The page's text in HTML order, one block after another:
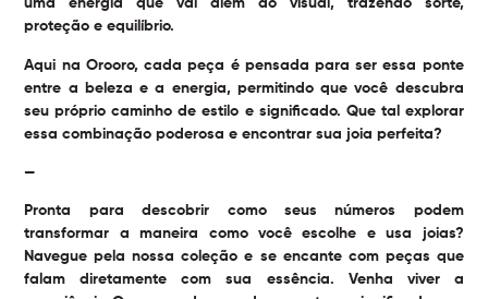
uma energia que vai além do visual, trazendo sorte,
proteção e equilíbrio.
Aqui na Orooro, cada peça é pensada para ser essa ponte
entre a beleza e a energia, permitindo que você descubra
seu próprio caminho de estilo e significado. Que tal explorar
essa combinação poderosa e encontrar sua joia perfeita?
—
Pronta para descobrir como seus números podem
transformar a maneira como você escolhe e usa joias?
Navegue pela nossa coleção e se encante com peças que
falam diretamente com sua essência. Venha viver a